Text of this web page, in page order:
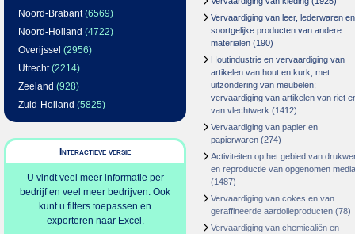
Noord-Brabant(6569)
Noord-Holland (4722)
Overijssel (2956)
Utrecht(2214)
Zeeland (928)
Zuid-Holland (5825)
Interactieve versie
U vindt veel meer informatie per
bedrijf en veel meer bedrijven. Ook
kunt u filters toepassen en
exporteren naar Excel.
Vervaardiging van leer, lederwaren en
soortgelijke producten van andere
materialen (190)
Houtindustrie en vervaardiging van
artikelen van hout en kurk, met
uitzondering van meubelen;
vervaardiging van artikelen van riet
van vlechtwerk (1412)
Vervaardiging van papier en
papierwaren (274)
Activiteiten op het gebied van
en reproductie van opgenomen media
(1487)
Vervaardiging van cokes en van
geraffineerde aardolieproducten (78)
Vervaardiging van chemicaliën en